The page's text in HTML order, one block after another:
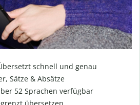
schnell und genau
Sätze & Absätze
52 Sprachen verfügbar
übersetzen